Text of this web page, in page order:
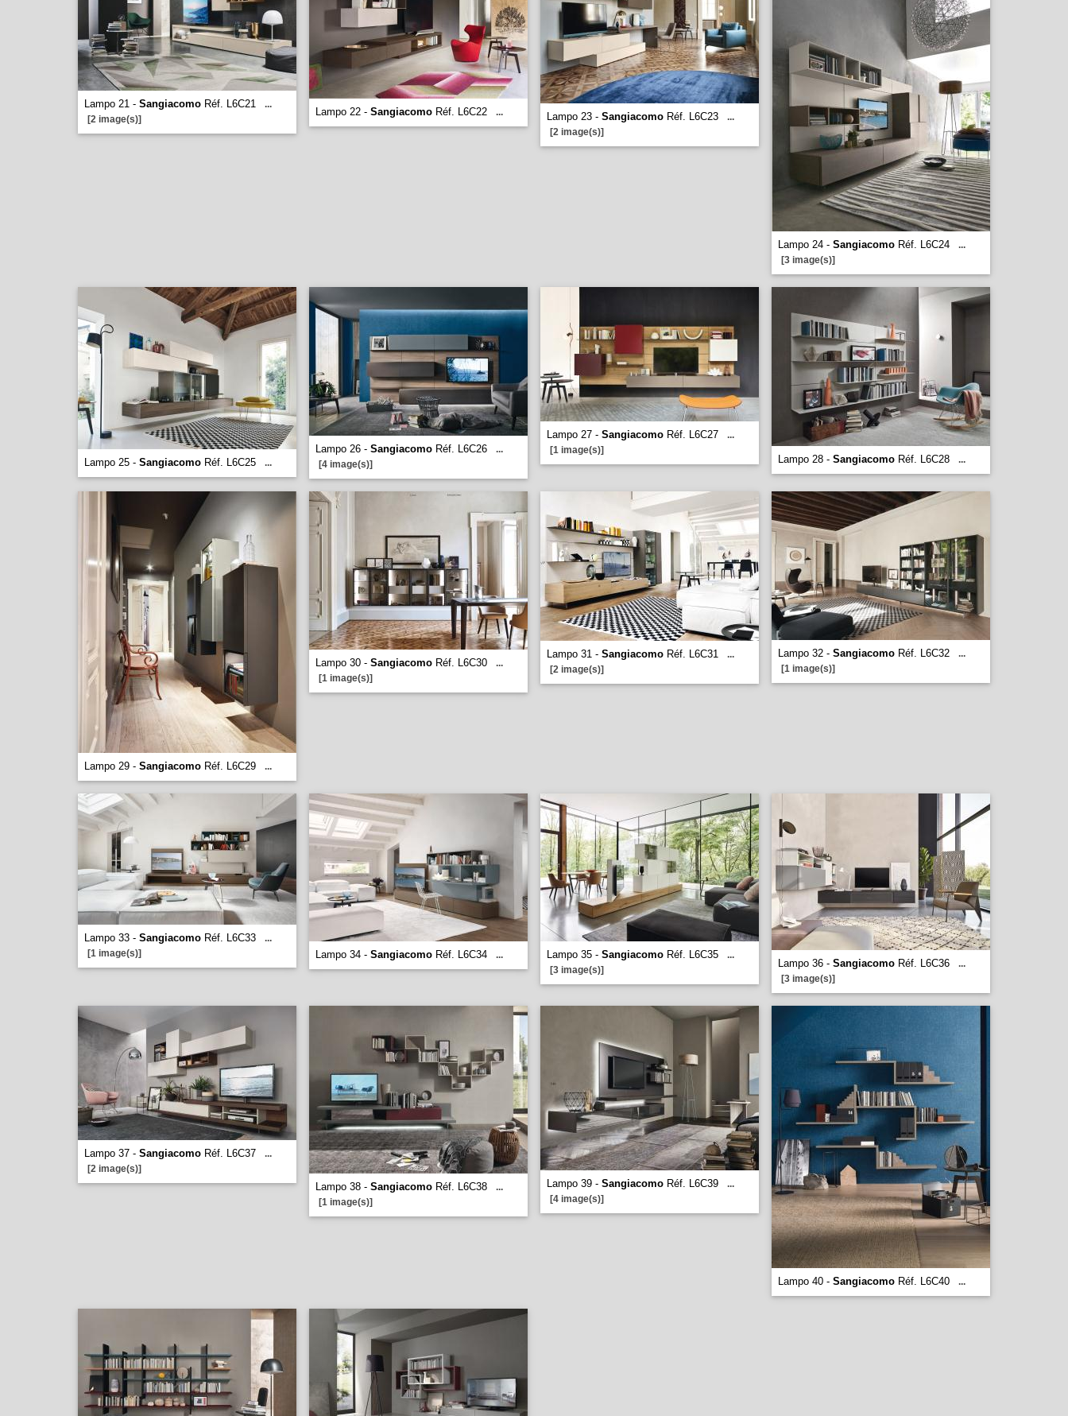
Lampo 21 - Sangiacomo Réf. L6C21
...
[2 image(s)]
Lampo 22 - Sangiacomo Réf. L6C22 ... Lampo 23 - Sangiacomo Réf. L6C23
...
[2 image(s)]
Lampo 24 - Sangiacomo Réf. L6C24
...
[3 image(s)]
Lampo 25 - Sangiacomo Réf. L6C25 ...
Lampo 26 - Sangiacomo Réf. L6C26
...
[4 image(s)]
Lampo 27 - Sangiacomo Réf. L6C27
...
[1 image(s)]
Lampo 28 - Sangiacomo Réf. L6C28 ...
Lampo 29 - Sangiacomo Réf. L6C29 ...
Lampo 30 - Sangiacomo Réf. L6C30
...
[1 image(s)]
Lampo 31 - Sangiacomo Réf. L6C31
...
[2 image(s)]
Lampo 32 - Sangiacomo Réf. L6C32
...
[1 image(s)]
Lampo 33 - Sangiacomo Réf. L6C33
...
[1 image(s)]
Lampo 34 - Sangiacomo Réf. L6C34 ... Lampo 35 - Sangiacomo Réf. L6C35
...
[3 image(s)]
Lampo 36 - Sangiacomo Réf. L6C36
...
[3 image(s)]
Lampo 37 - Sangiacomo Réf. L6C37
...
[2 image(s)]
Lampo 38 - Sangiacomo Réf. L6C38
...
[1 image(s)]
Lampo 39 - Sangiacomo Réf. L6C39
...
[4 image(s)]
Lampo 40 - Sangiacomo Réf. L6C40 ...